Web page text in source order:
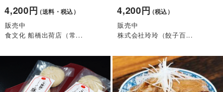
4,200円（送料・税込）
販売中
食文化 船橋出荷店（常...
4,200円（税込）
販売中
株式会社玲玲（餃子百...